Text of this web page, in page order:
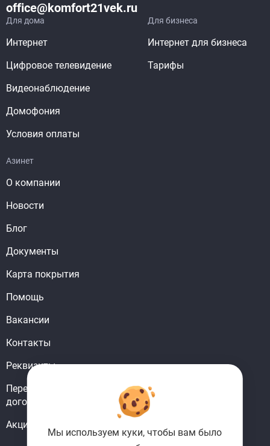
office@komfort21vek.ru
Для дома
Интернет
Цифровое телевидение
Видеонаблюдение
Домофония
Условия оплаты
Для бизнеса
Интернет для бизнеса
Тарифы
Азинет
О компании
Новости
Блог
Документы
Карта покрытия
Помощь
Вакансии
Контакты
Реквизиты
Перерегистрировать
договор
Акции
Мы используем куки, чтобы вам было